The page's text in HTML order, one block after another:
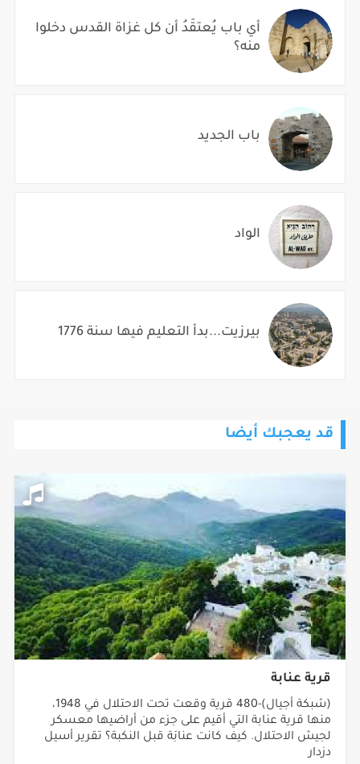
أي باب يُعتقَدُ أن كل غزاة القدس دخلوا
منه؟
باب الجديد
الواد
بيرزيت...بدأ التعليم فيها سنة 1776
قد يعجبك أيضا
قرية عنابة
(شبكة أجيال)-480 قرية وقعت تحت الاحتلال في 1948،
منها قرية عنابة التي أقيم على جزء من أراضيها معسكر
لجيش الاحتلال. كيف كانت عنابَة قبل النكبة؟ تقرير أسيل
دزدار